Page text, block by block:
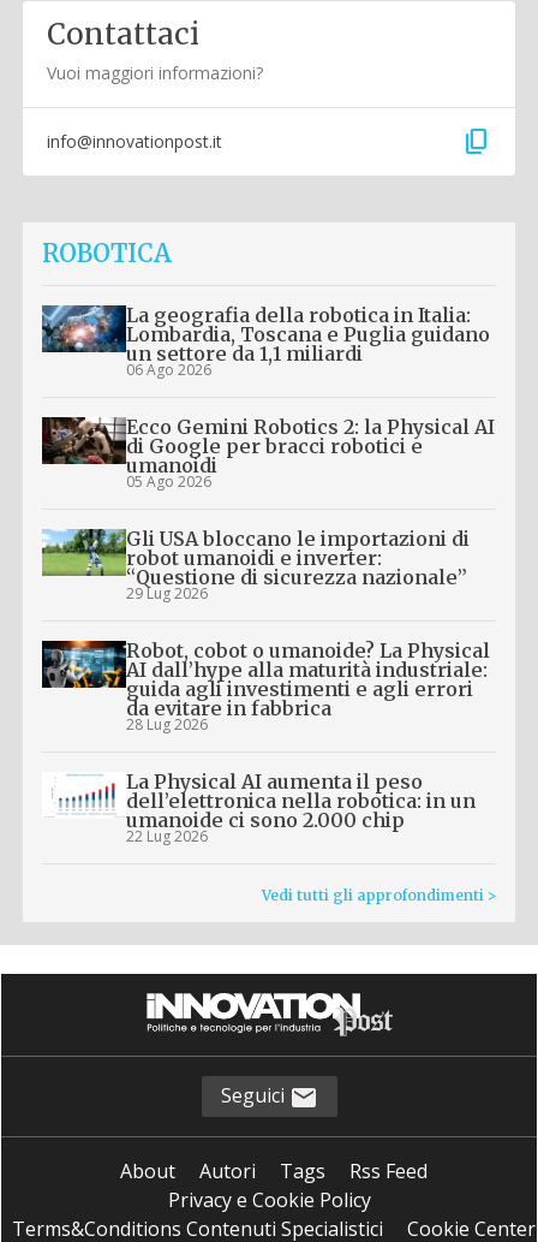
Contattaci
Vuoi maggiori informazioni?
info@innovationpost.it content_copy
ROBOTICA
La geografia della robotica in Italia:
Lombardia, Toscana e Puglia guidano
un settore da 1,1 miliardi
06 Ago 2026
Ecco Gemini Robotics 2: la Physical AI
di Google per bracci robotici e
umanoidi
05 Ago 2026
Gli USA bloccano le importazioni di
robot umanoidi e inverter:
“Questione di sicurezza nazionale”
29 Lug 2026
Robot, cobot o umanoide? La Physical
AI dall’hype alla maturità industriale:
guida agli investimenti e agli errori
da evitare in fabbrica
28 Lug 2026
La Physical AI aumenta il peso
dell’elettronica nella robotica: in un
umanoide ci sono 2.000 chip
22 Lug 2026
Vedi tutti gli approfondimenti >
Seguici
About Autori Tags
Rss Feed
Privacy e Cookie Policy
Terms&Conditions Contenuti Specialistici
Cookie Center